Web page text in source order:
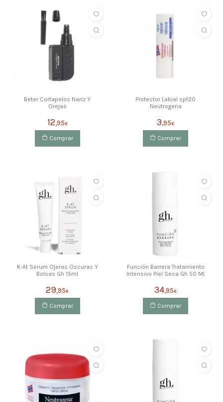
Beter Cortapelos Nariz Y
Orejas
12,95€
Comprar
Protector Labial spf20
Neutrogena
3,95€
Comprar
K-At Serum Ojeras Oscuras Y
Bolsas Gh 15ml
29,95€
Comprar
Función Barrera Tratamiento
Intensivo Piel Seca Gh 50 Ml
34,95€
Comprar